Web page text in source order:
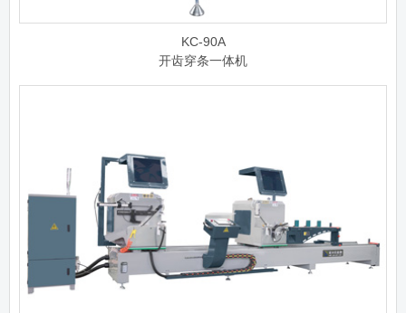
KC-90A
开齿穿条一体机